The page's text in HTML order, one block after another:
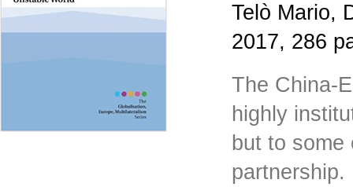
Telò Mario,
2017, 286
The China-
highly
but to some